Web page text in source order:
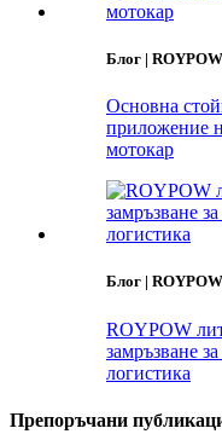
Блог | ROYPOW
Основна
приложение
мотокар
Блог | ROYPOW
ROYPOW
замръзване
логистика
Препоръчани